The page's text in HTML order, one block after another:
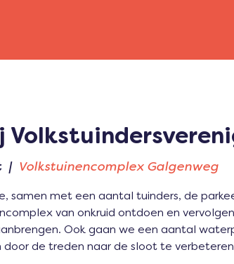
  |
Volkstuinencomplex Galgenweg
samen met een aantal tuinders, de
van onkruid ontdoen en
Ook gaan we een aantal
door de treden naar de sloot te